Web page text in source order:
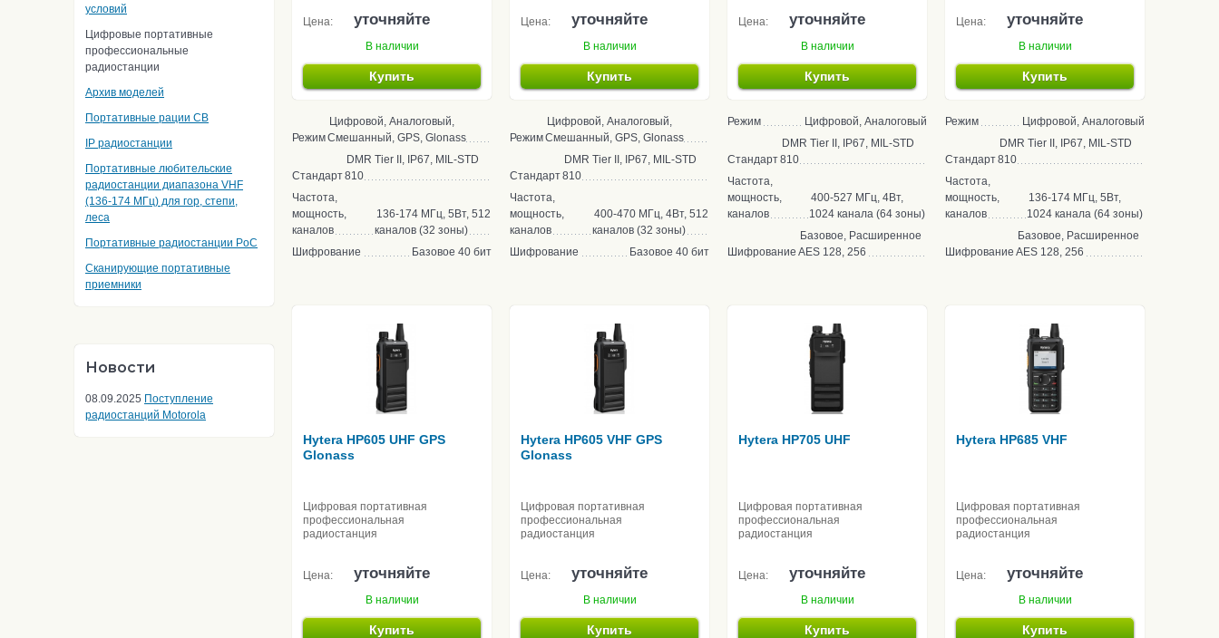
условий
Цифровые портативные
профессиональные
радиостанции
Архив моделей
Портативные рации CB
IP радиостанции
Портативные любительские
радиостанции диапазона VHF
(136-174 МГц) для гор, степи,
леса
Портативные радиостанции PoC
Сканирующие портативные
приемники
Новости
08.09.2025 Поступление
радиостанций Motorola
Цена: уточняйте
В наличии
Купить
Режим
Цифровой, Аналоговый,
Смешанный, GPS, Glonass
Стандарт
DMR Tier II, IP67, MIL-STD
810
Частота,
мощность,
каналов
136-174 МГц, 5Вт, 512
каналов (32 зоны)
Шифрование
Базовое 40 бит
Цена: уточняйте
В наличии
Купить
Режим
Цифровой, Аналоговый,
Смешанный, GPS, Glonass
Стандарт
DMR Tier II, IP67, MIL-STD
810
Частота,
мощность,
каналов
400-470 МГц, 4Вт, 512
каналов (32 зоны)
Шифрование
Базовое 40 бит
Цена: уточняйте
В наличии
Купить
Режим Цифровой, Аналоговый
Стандарт
DMR Tier II, IP67, MIL-STD
810
Частота,
мощность,
каналов
400-527 МГц, 4Вт,
1024 канала (64 зоны)
Шифрование
Базовое, Расширенное
AES 128, 256
Цена: уточняйте
В наличии
Купить
Режим Цифровой, Аналоговый
Стандарт
DMR Tier II, IP67, MIL-STD
810
Частота,
мощность,
каналов
136-174 МГц, 5Вт,
1024 канала (64 зоны)
Шифрование
Базовое, Расширенное
AES 128, 256
Hytera HP605 UHF GPS
Glonass
Цифровая портативная
профессиональная
радиостанция
Цена: уточняйте
В наличии
Купить
Hytera HP605 VHF GPS
Glonass
Цифровая портативная
профессиональная
радиостанция
Цена: уточняйте
В наличии
Купить
Hytera HP705 UHF
Цифровая портативная
профессиональная
радиостанция
Цена: уточняйте
В наличии
Купить
Hytera HP685 VHF
Цифровая портативная
профессиональная
радиостанция
Цена: уточняйте
В наличии
Купить